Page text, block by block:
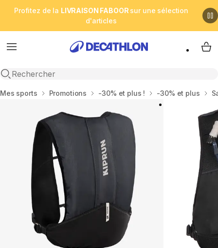
Profitez de la LIVRAISON FABOOR sur une sélection
d'articles
Menu
Open search
My
Accueil
Mes sports Promotions -30% et plus ! -30% et plus